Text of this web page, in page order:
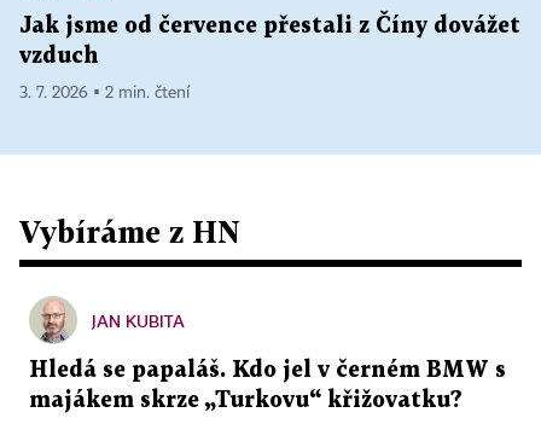
Jak jsme od července přestali z Číny dovážet
vzduch
3. 7. 2026 ▪ 2 min. čtení
Vybíráme z HN
JAN KUBITA
Hledá se papaláš. Kdo jel v černém BMW s
majákem skrze „Turkovu“ křižovatku?